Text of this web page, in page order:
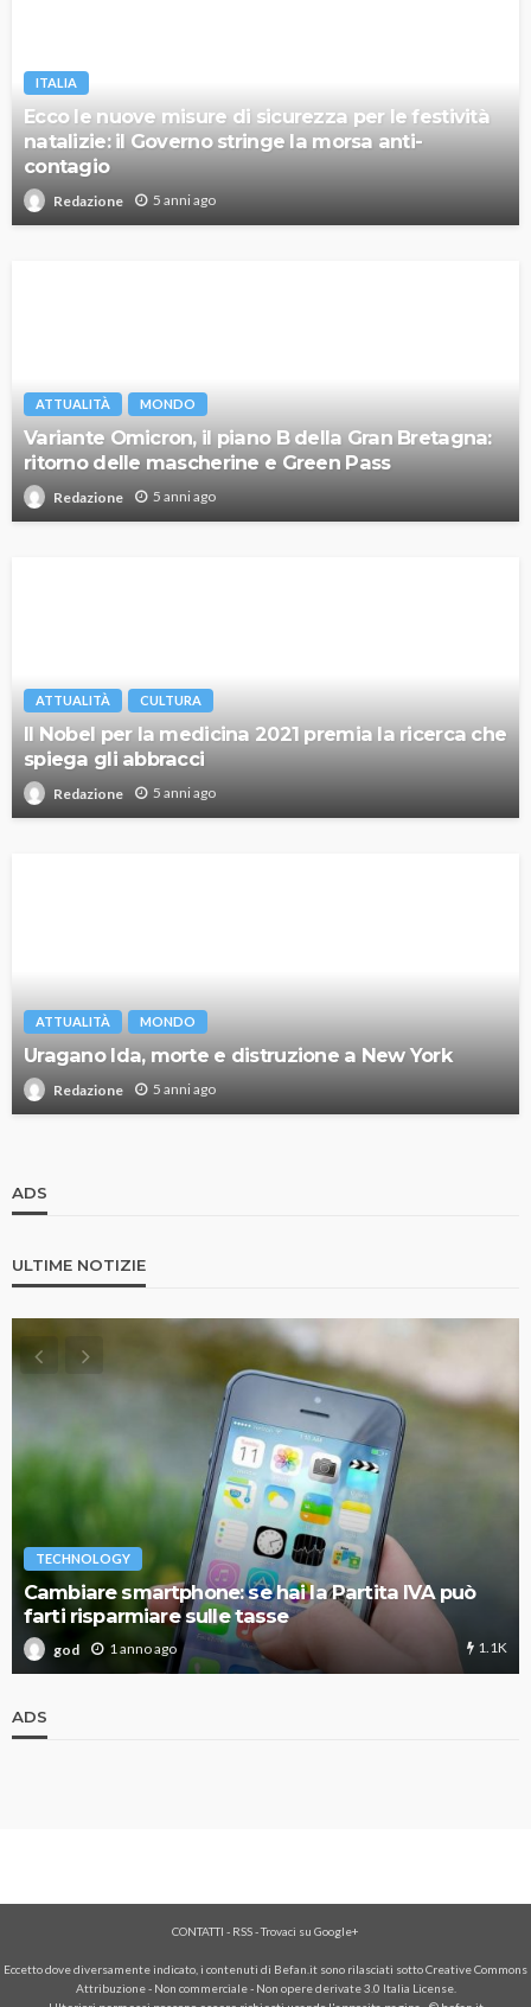
ITALIA
Ecco le nuove misure di sicurezza per le festività
natalizie: il Governo stringe la morsa anti-
contagio
Redazione 5 anni ago
ATTUALITÀ MONDO
Variante Omicron, il piano B della Gran Bretagna:
ritorno delle mascherine e Green Pass
Redazione 5 anni ago
ATTUALITÀ CULTURA
Il Nobel per la medicina 2021 premia la ricerca che
spiega gli abbracci
Redazione 5 anni ago
ATTUALITÀ MONDO
Uragano Ida, morte e distruzione a New York
Redazione 5 anni ago
ADS
ULTIME NOTIZIE
TECHNOLOGY
Cambiare smartphone: se hai la Partita IVA può
farti risparmiare sulle tasse
god 1 anno ago 1.1K
ADS
CONTATTI - RSS-Trovaci su Google+
Eccetto dove diversamente indicato, i contenuti di Befan.it sono rilasciati sotto Creative Commons
Attribuzione - Non commerciale - Non opere derivate 3.0 Italia License.